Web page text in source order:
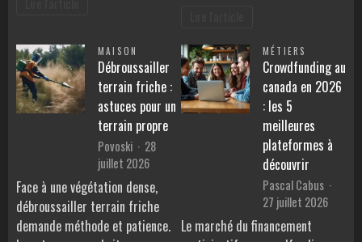
MAISON
Débroussailler
terrain friche :
astuces pour un
terrain propre
Povoski
28
juillet 2026
Face à une végétation dense,
débroussailler terrain friche
demande méthode et patience.
MÉTIERS
Crowdfunding au
canada en 2026
: les 5
meilleures
plateformes à
découvrir
Pascal Cabus
27 juillet 2026
Le marché du financement